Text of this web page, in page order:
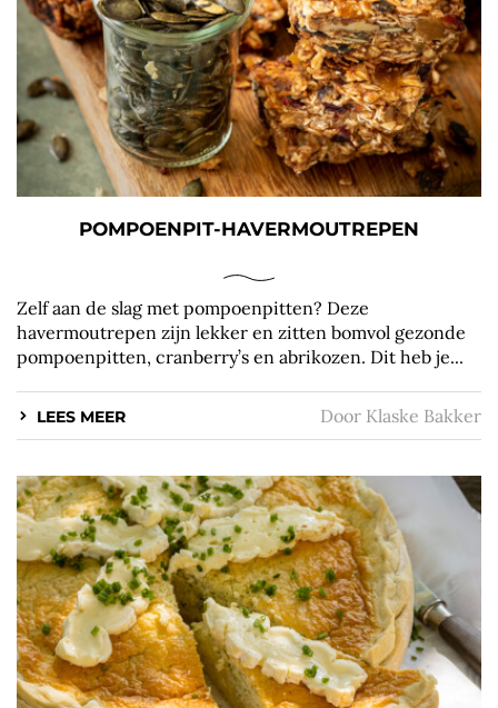
POMPOENPIT-HAVERMOUTREPEN
Zelf aan de slag met pompoenpitten? Deze
havermoutrepen zijn lekker en zitten bomvol gezonde
pompoenpitten, cranberry’s en abrikozen. Dit heb je...
LEES MEER Door Klaske Bakker